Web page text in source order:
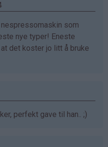
som
nye typer! Eneste
det koster jo litt å bruke
perfekt gave til han.. ;)